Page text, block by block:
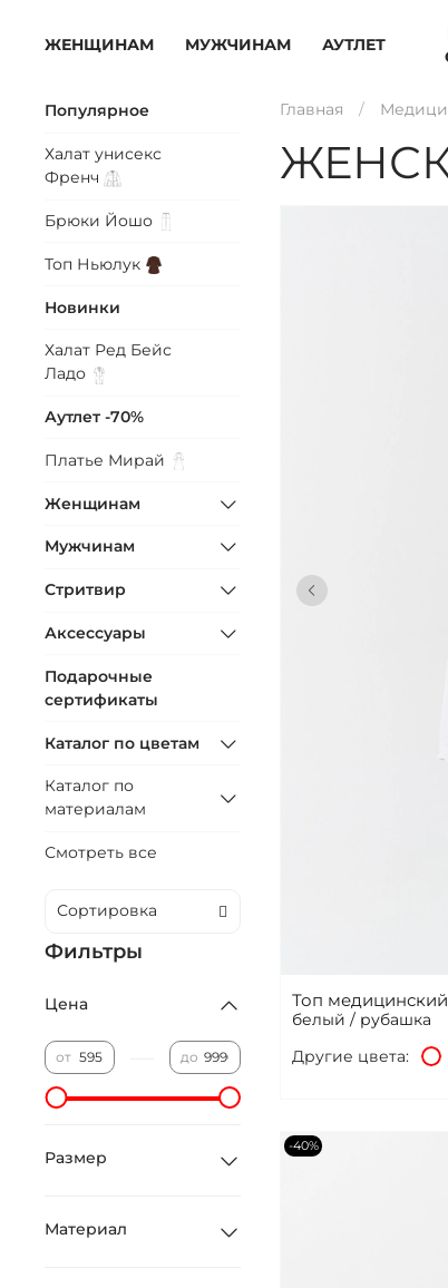
ЖЕНЩИНАМ МУЖЧИНАМ АУТЛЕТ
Главная
Топ
белый / рубашка
Другие цвета:
-40%
Популярное
Халат унисекс
Френч
Брюки Йошо
Топ Ньюлук
Новинки
Халат Ред Бейс
Ладо
Аутлет -70%
Платье Мирай
Женщинам
Мужчинам
Стритвир
Аксессуары
Подарочные
сертификаты
Каталог по цветам
Каталог по
материалам
Смотреть все
Фильтры
Цена
от до
Размер
Материал